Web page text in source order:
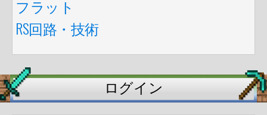
フラット
RS回路・技術
ログイン